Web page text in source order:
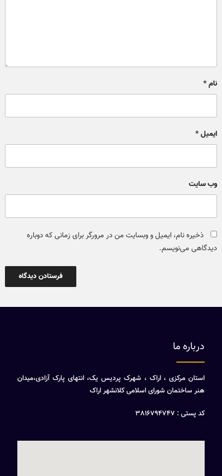
نام*
ایمیل*
وب‌ سایت
ذخیره نام، ایمیل و وبسایت من در مرورگر برای زمانی که دوباره
دیدگاهی می‌نویسم.
درباره ما
استان مرکزی ، اراک ، شهرک پردیس یک، انتهای پارک آزادی،میدان
هنر ساختمان شورای اسلامی کلانشهر اراک
کد پستی : 3816794747